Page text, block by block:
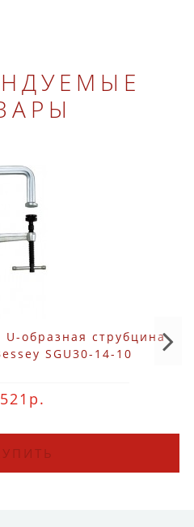
образная струбцина
SGU30-14-10